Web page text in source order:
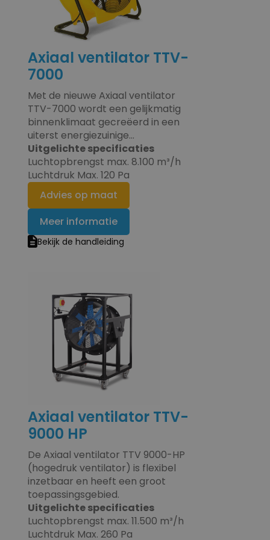
Axiaal ventilator TTV-
7000
Met de nieuwe Axiaal ventilator
TTV-7000 wordt een gelijkmatig
binnenklimaat gecreëerd in een
uiterst energiezuinige...
Uitgelichte specificaties
Luchtopbrengst max. 8.100 m³/h
Luchtdruk Max. 120 Pa
Advies op maat
Meer informatie
Bekijk de handleiding
Axiaal ventilator TTV-
9000 HP
De Axiaal ventilator TTV 9000-HP
(hogedruk ventilator) is flexibel
inzetbaar en heeft een groot
toepassingsgebied.
Uitgelichte specificaties
Luchtopbrengst max. 11.500 m³/h
Luchtdruk Max. 260 Pa